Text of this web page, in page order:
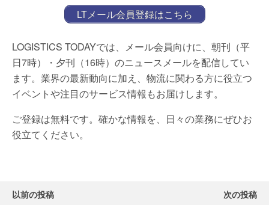
LTメール会員登録はこちら
LOGISTICS TODAYでは、メール会員向けに、朝刊（平
日7時）・夕刊（16時）のニュースメールを配信してい
ます。業界の最新動向に加え、物流に関わる方に役立つ
イベントや注目のサービス情報もお届けします。
ご登録は無料です。確かな情報を、日々の業務にぜひお
役立てください。
以前の投稿 次の投稿